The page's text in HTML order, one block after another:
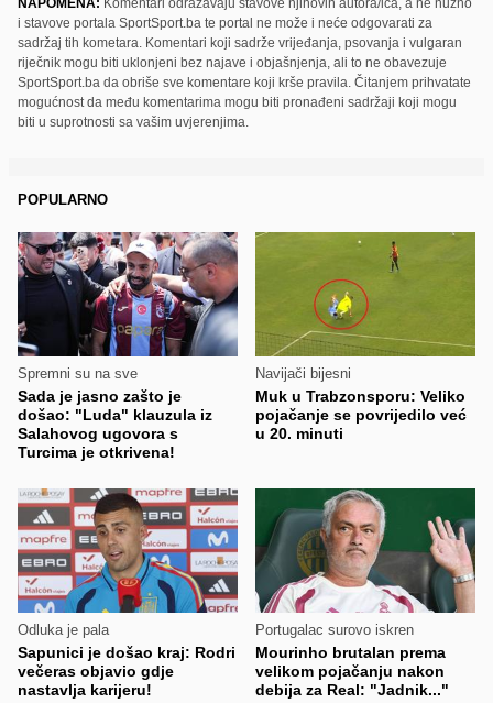
NAPOMENA: Komentari odražavaju stavove njihovih autora/ica, a ne nužno
i stavove portala SportSport.ba te portal ne može i neće odgovarati za
sadržaj tih kometara. Komentari koji sadrže vrijeđanja, psovanja i vulgaran
riječnik mogu biti uklonjeni bez najave i objašnjenja, ali to ne obavezuje
SportSport.ba da obriše sve komentare koji krše pravila. Čitanjem prihvatate
mogućnost da među komentarima mogu biti pronađeni sadržaji koji mogu
biti u suprotnosti sa vašim uvjerenjima.
POPULARNO
Spremni su na sve
Sada je jasno zašto je
došao: "Luda" klauzula iz
Salahovog ugovora s
Turcima je otkrivena!
Navijači bijesni
Muk u Trabzonsporu: Veliko
pojačanje se povrijedilo već
u 20. minuti
Odluka je pala
Sapunici je došao kraj: Rodri
večeras objavio gdje
nastavlja karijeru!
Portugalac surovo iskren
Mourinho brutalan prema
velikom pojačanju nakon
debija za Real: "Jadnik..."